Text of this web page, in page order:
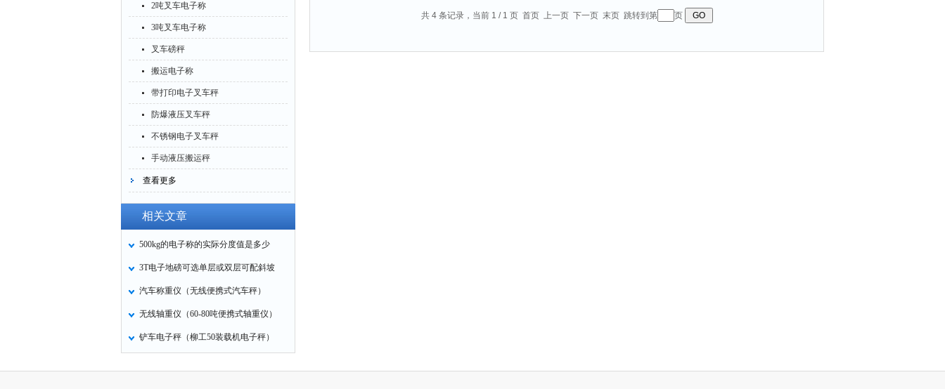
2吨叉车电子称
3吨叉车电子称
叉车磅秤
搬运电子称
带打印电子叉车秤
防爆液压叉车秤
不锈钢电子叉车秤
手动液压搬运秤
查看更多
相关文章
500kg的电子称的实际分度值是多少
3T电子地磅可选单层或双层可配斜坡
汽车称重仪（无线便携式汽车秤）
无线轴重仪（60-80吨便携式轴重仪）
铲车电子秤（柳工50装载机电子秤）
共 4 条记录，当前 1 / 1 页 首页 上一页 下一页 末页 跳转到第 页